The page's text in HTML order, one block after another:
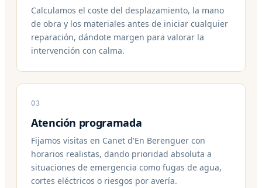
Calculamos el coste del desplazamiento, la mano
de obra y los materiales antes de iniciar cualquier
reparación, dándote margen para valorar la
intervención con calma.
03
Atención programada
Fijamos visitas en Canet d'En Berenguer con
horarios realistas, dando prioridad absoluta a
situaciones de emergencia como fugas de agua,
cortes eléctricos o riesgos por avería.